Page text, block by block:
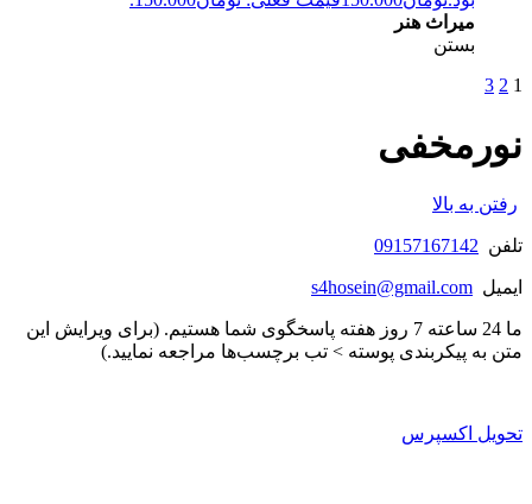
میراث هنر
بستن
1
2
3
نورمخفی
رفتن به بالا
تلفن 09157167142
ایمیل s4hosein@gmail.com
ما 24 ساعته 7 روز هفته پاسخگوی شما هستیم. (برای ویرایش این
متن به پیکربندی پوسته > تب برچسب‌ها مراجعه نمایید.)
تحویل اکسپرس